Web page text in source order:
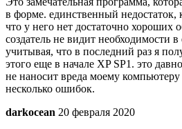
в форме. единственный недостаток,
что у него нет достаточно хороших
создатель не видит необходимости
учитывая, что в последний раз я
этого еще в начале XP SP1. это
не наносит вреда моему
несколько ошибок.
darkocean 20 февраля 2020